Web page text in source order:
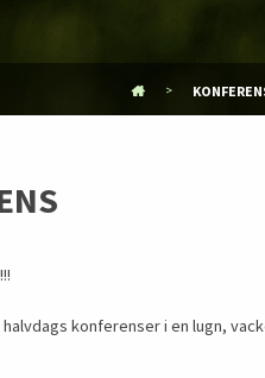
konferenser i en lugn,